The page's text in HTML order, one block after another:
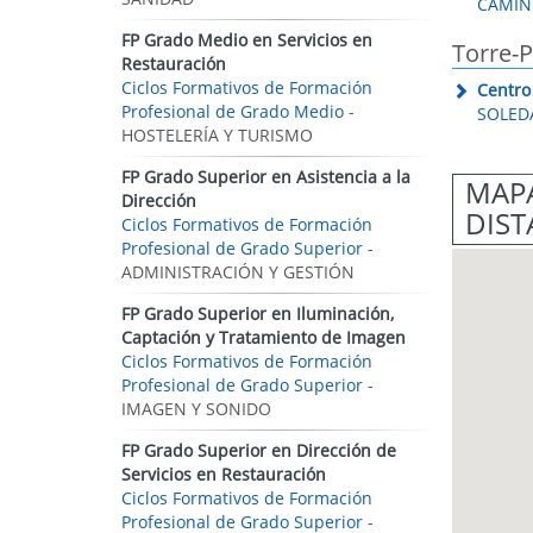
Torre-
FP Grado Medio en Servicios en
Restauración
Ciclos Formativos de Formación
Profesional de Grado Medio -
HOSTELERÍA Y TURISMO
FP Grado Superior en Asistencia a la
Dirección
Ciclos Formativos de Formación
Profesional de Grado Superior -
ADMINISTRACIÓN Y GESTIÓN
FP Grado Superior en Iluminación,
Captación y Tratamiento de Imagen
Ciclos Formativos de Formación
Profesional de Grado Superior -
IMAGEN Y SONIDO
FP Grado Superior en Dirección de
Servicios en Restauración
Ciclos Formativos de Formación
Profesional de Grado Superior -